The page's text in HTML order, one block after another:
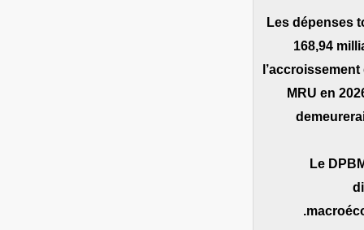
Les dépenses
168,94
MRU en
Le